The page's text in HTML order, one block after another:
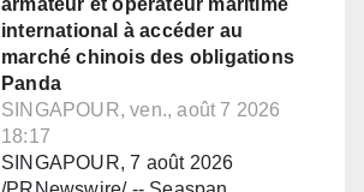
armateur et opérateur maritime
international à accéder au
marché chinois des obligations
Panda
SINGAPOUR, ven., août 7 2026
18:17
SINGAPOUR, 7 août 2026